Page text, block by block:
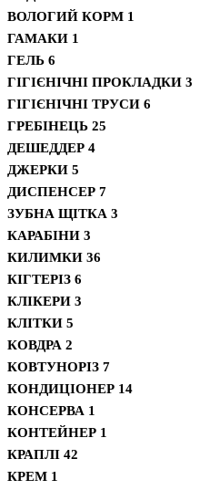
ВОЛОГИЙ КОРМ 1
ГАМАКИ 1
ГЕЛЬ 6
ГІГІЄНІЧНІ ПРОКЛАДКИ 3
ГІГІЄНІЧНІ ТРУСИ 6
ГРЕБІНЕЦЬ 25
ДЕШЕДДЕР 4
ДЖЕРКИ 5
ДИСПЕНСЕР 7
ЗУБНА ЩІТКА 3
КАРАБІНИ 3
КИЛИМКИ 36
КІГТЕРІЗ 6
КЛІКЕРИ 3
КЛІТКИ 5
КОВДРА 2
КОВТУНОРІЗ 7
КОНДИЦІОНЕР 14
КОНСЕРВА 1
КОНТЕЙНЕР 1
КРАПЛІ 42
КРЕМ 1